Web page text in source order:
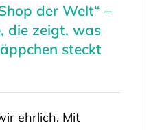
der Welt“ –
die zeigt, was
steckt
ehrlich. Mit